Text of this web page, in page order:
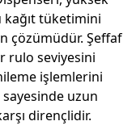
tüketimini
çözümüdür. Şeffaf
rulo seviyesini
işlemlerini
sayesinde uzun
dirençlidir.